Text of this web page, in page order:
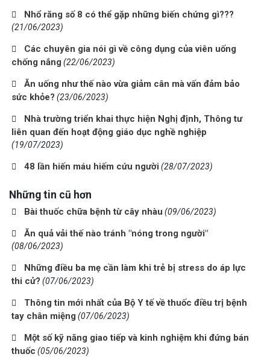
Nhổ răng số 8 có thể gặp những biến chứng gì???
(21/06/2023)
Các chuyên gia nói gì về công dụng của viên uống
chống nắng (22/06/2023)
Ăn uống như thế nào vừa giảm cân mà vấn đảm bảo
sức khỏe? (23/06/2023)
Nhà trường triển khai thực hiện Nghị định, Thông tư
liên quan đến hoạt động giáo dục nghề nghiệp
(19/07/2023)
48 lần hiến máu hiếm cứu người (28/07/2023)
Những tin cũ hơn
Bài thuốc chữa bệnh từ cây nhàu (09/06/2023)
Ăn quả vải thế nào tránh "nóng trong người"
(08/06/2023)
Những điều ba mẹ cần làm khi trẻ bị stress do áp lực
thi cử? (07/06/2023)
Thông tin mới nhất của Bộ Y tế về thuốc điều trị bệnh
tay chân miệng (07/06/2023)
Một số kỹ năng giao tiếp và kinh nghiệm khi đứng bán
thuốc (05/06/2023)